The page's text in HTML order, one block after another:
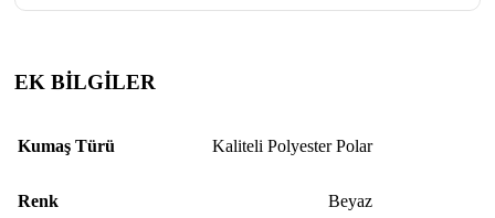
EK BİLGİLER
Kumaş Türü Kaliteli Polyester Polar
Renk Beyaz